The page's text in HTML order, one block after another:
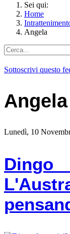
Sei qui:
Home
Angela
Sottoscrivi questo
Angela
Lunedì, 10